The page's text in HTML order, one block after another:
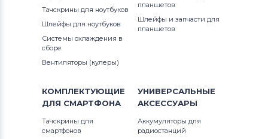
Тачскрины для ноутбуков
Шлейфы для ноутбуков
Системы охлаждения в
сборе
Вентиляторы (кулеры)
планшетов
Шлейфы и запчасти для
планшетов
КОМПЛЕКТУЮЩИЕ
ДЛЯ СМАРТФОНА
Тачскрины для
смартфонов
УНИВЕРСАЛЬНЫЕ
АКСЕССУАРЫ
Аккумуляторы для
радиостанций